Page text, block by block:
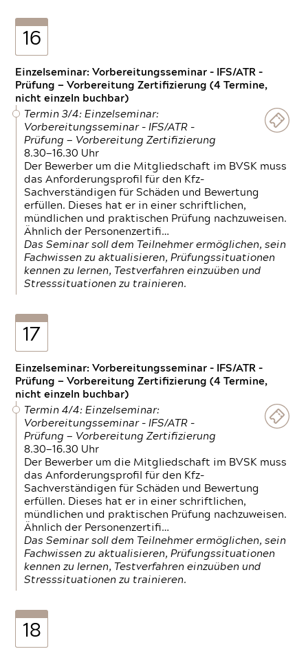
16
Einzelseminar: Vorbereitungsseminar - IFS/ATR -
Prüfung — Vorbereitung Zertifizierung (4 Termine,
nicht einzeln buchbar)
Termin 3/4: Einzelseminar:
Vorbereitungsseminar - IFS/ATR -
Prüfung — Vorbereitung Zertifizierung
8.30—16.30 Uhr
Der Bewerber um die Mitgliedschaft im BVSK muss
das Anforderungsprofil für den Kfz-
Sachverständigen für Schäden und Bewertung
erfüllen. Dieses hat er in einer schriftlichen,
mündlichen und praktischen Prüfung nachzuweisen.
Ähnlich der Personenzertifi…
Das Seminar soll dem Teilnehmer ermöglichen, sein
Fachwissen zu aktualisieren, Prüfungssituationen
kennen zu lernen, Testverfahren einzuüben und
Stresssituationen zu trainieren.
17
Einzelseminar: Vorbereitungsseminar - IFS/ATR -
Prüfung — Vorbereitung Zertifizierung (4 Termine,
nicht einzeln buchbar)
Termin 4/4: Einzelseminar:
Vorbereitungsseminar - IFS/ATR -
Prüfung — Vorbereitung Zertifizierung
8.30—16.30 Uhr
Der Bewerber um die Mitgliedschaft im BVSK muss
das Anforderungsprofil für den Kfz-
Sachverständigen für Schäden und Bewertung
erfüllen. Dieses hat er in einer schriftlichen,
mündlichen und praktischen Prüfung nachzuweisen.
Ähnlich der Personenzertifi…
Das Seminar soll dem Teilnehmer ermöglichen, sein
Fachwissen zu aktualisieren, Prüfungssituationen
kennen zu lernen, Testverfahren einzuüben und
Stresssituationen zu trainieren.
18